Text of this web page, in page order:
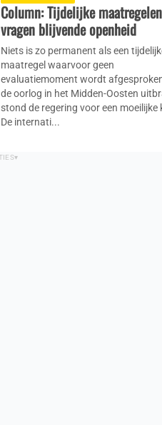
Column: Tijdelijke maatregelen
vragen blijvende openheid
Niets is zo permanent als een
maatregel waarvoor geen
evaluatiemoment wordt
de oorlog in het Midden-Oosten
stond de regering voor een moeilijke
De internati...